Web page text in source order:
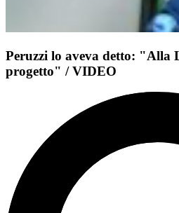
Peruzzi lo aveva detto: "Alla
progetto" / VIDEO